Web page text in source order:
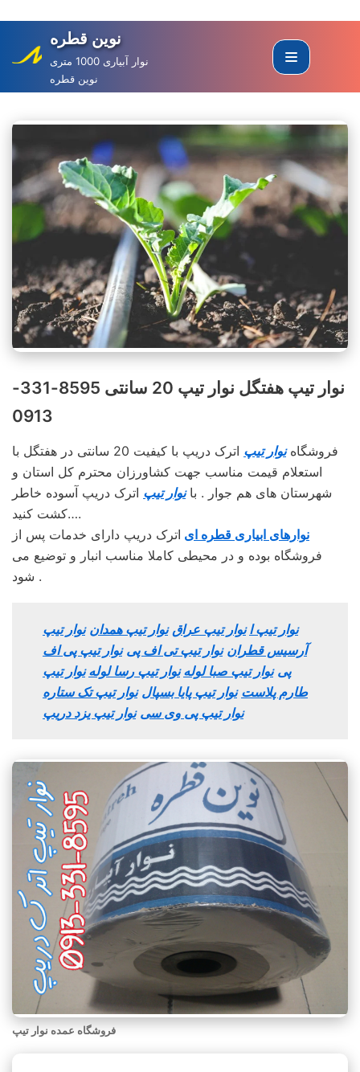
to
content
نوین قطره
نوار آبیاری 1000 متری
نوین قطره
نوار تیپ هفتگل نوار تیپ 20 سانتی 8595-331-
0913
فروشگاهنوار تیپ
اترک دریپ با کیفیت 20 سانتی در هفتگل با
استعلام قیمت مناسب جهت کشاورزان محترم کل استان و
شهرستان های هم جوار . بانوار تیپ اترک دریپ آسوده خاطر
کشت کنید….
نوارهای ابیاری قطره ای اترک دریپ دارای خدمات پس از
فروشگاه بوده و در محیطی کاملا مناسب انبار و توضیع می
شود .
نوار تیپ ا نوار تیپ عراق نوار تیپ همدان نوار تیپ
آرسیس قطران نوار تیپ تی اف پی نوار تیپ پی اف
پی نوار تیپ صبا لوله نوار تیپ رسا لوله نوار تیپ
طارم پلاست نوار تیپ پایا بسپال نوار تیپ تک ستاره
نوار تیپ پی وی سی نوار تیپ یزد دریپ
فروشگاه عمده نوار تیپ